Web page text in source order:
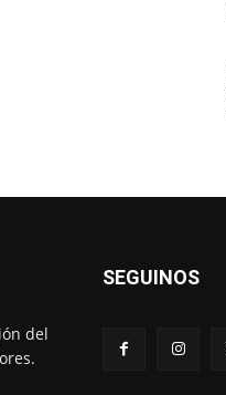
del
SEGUINOS